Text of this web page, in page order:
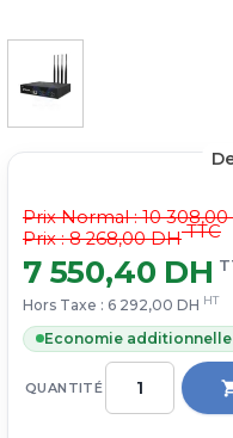
QUANTITÉ
Prix Normal :10
Prix : 8 268,00 DHTTC
7 550,40 DH
Hors Taxe : 6 292,00 DH HT
Economie additionnelle